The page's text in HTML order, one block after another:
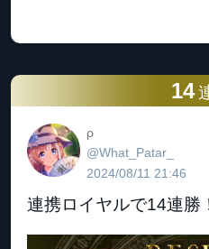
14
ρ
@What_Patar_
2024/08/11 21:46
連携ロイヤルで14連勝